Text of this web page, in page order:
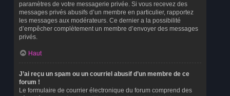
paramètres de votre messagerie privée. Si vous recevez des
messages privés abusifs d’un membre en particulier, rapportez
les messages aux modérateurs. Ce dernier a la possibilité
d’empêcher complètement un membre d’envoyer des messages
privés.
Haut
J’ai reçu un spam ou un courriel abusif d’un membre de ce
forum !
Le formulaire de courrier électronique du forum comprend des